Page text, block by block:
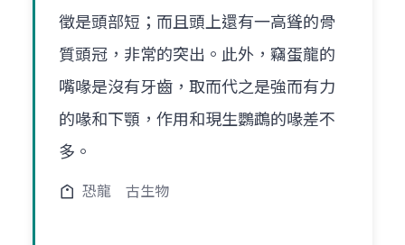
徵是頭部短；而且頭上還有一高聳的骨
質頭冠，非常的突出。此外，竊蛋龍的
嘴喙是沒有牙齒，取而代之是強而有力
的喙和下顎，作用和現生鸚鵡的喙差不
多。
恐龍 古生物